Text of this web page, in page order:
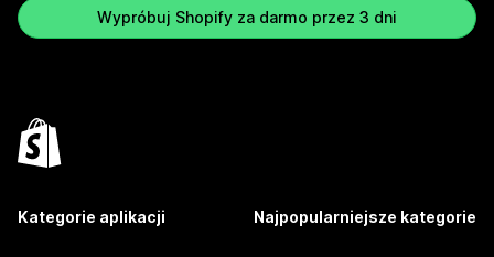
Wypróbuj Shopify za darmo przez 3 dni
Kategorie aplikacji Najpopularniejsze kategorie